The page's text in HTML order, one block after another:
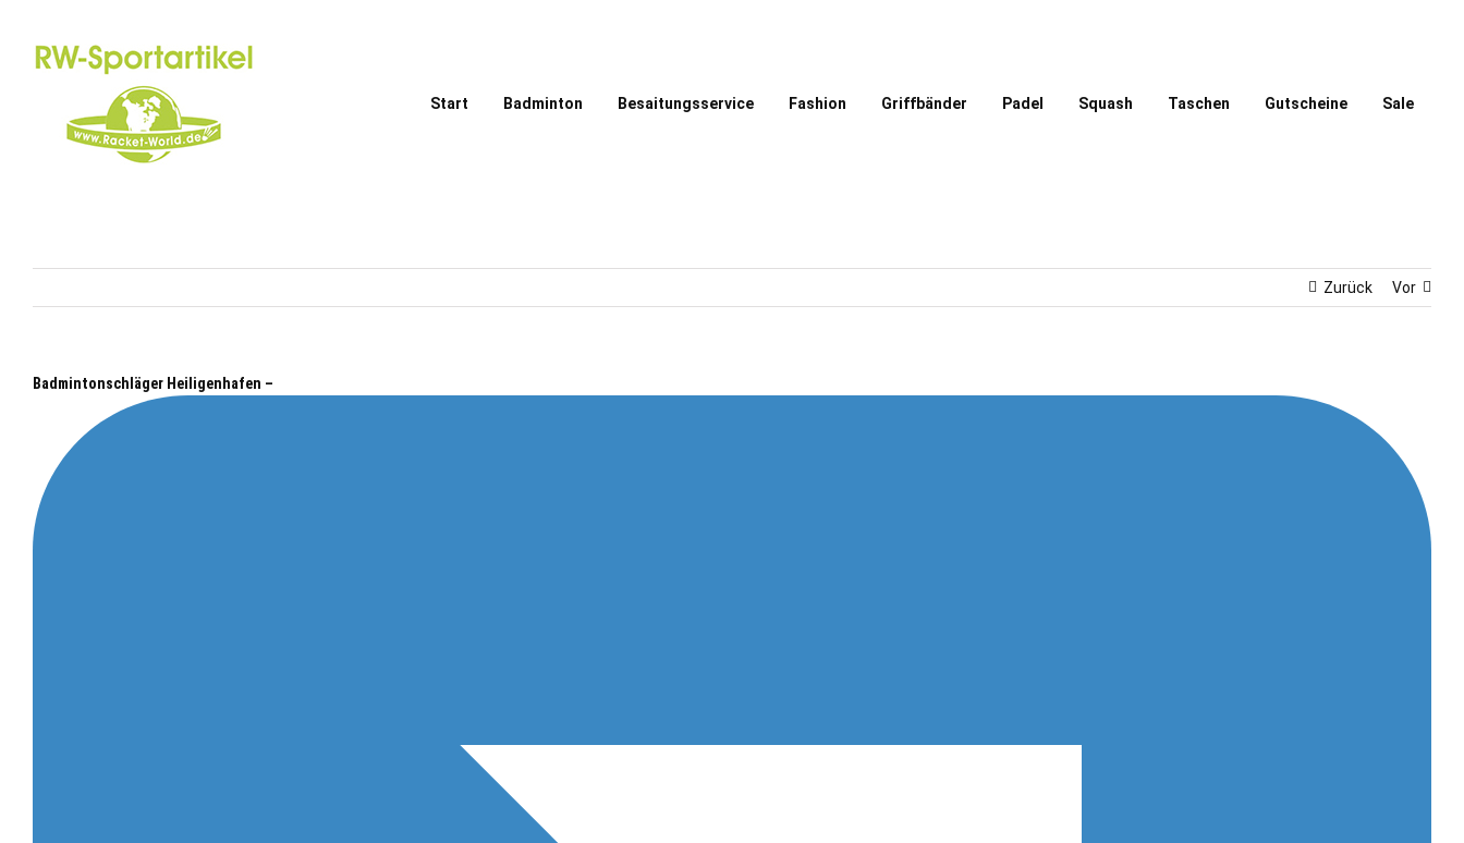
springen
Start Badminton Besaitungsservice Fashion Griffbänder Padel Squash Taschen Gutscheine Sale
Zurück Vor
Badmintonschläger Heiligenhafen –